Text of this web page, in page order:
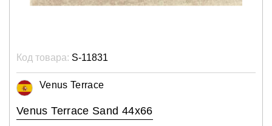
Код товара: S-11831
Venus Terrace
Venus Terrace Sand 44x66